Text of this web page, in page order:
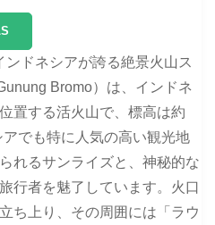
ンドネシアが誇る絶景火山ス
Bromo）は、インドネ
置する活火山で、標高は約
でも特に人気の高い観光地
れるサンライズと、神秘的な
行者を魅了しています。火口
ち上り、その周囲には「ラウ